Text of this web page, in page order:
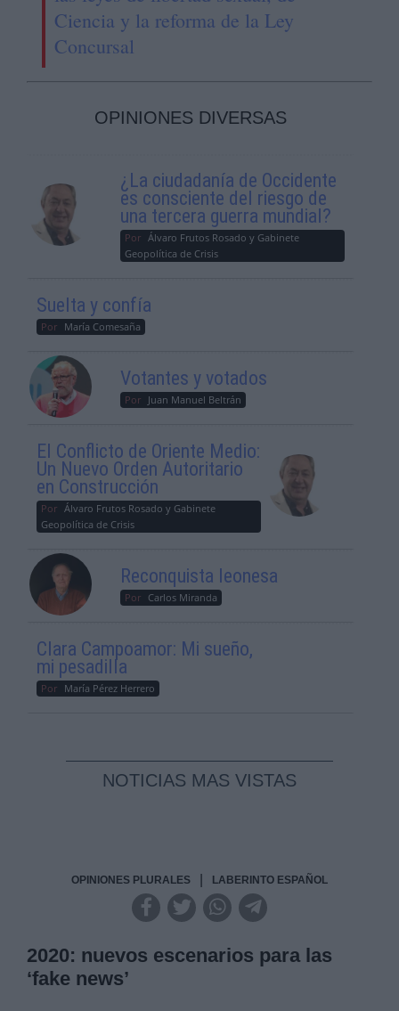
Ciencia y la reforma de la Ley
Concursal
OPINIONES DIVERSAS
¿La ciudadanía de Occidente
es consciente del riesgo de
una tercera guerra mundial?
Por Álvaro Frutos Rosado y Gabinete
Geopolítica de Crisis
Suelta y confía
Por María Comesaña
Votantes y votados
Por Juan Manuel Beltrán
El Conflicto de Oriente Medio:
Un Nuevo Orden Autoritario
en Construcción
Por Álvaro Frutos Rosado y Gabinete
Geopolítica de Crisis
Reconquista leonesa
Por Carlos Miranda
Clara Campoamor: Mi sueño,
mi pesadilla
Por María Pérez Herrero
NOTICIAS MAS VISTAS
OPINIONES PLURALES LABERINTO ESPAÑOL
2020: nuevos escenarios para las
‘fake news’